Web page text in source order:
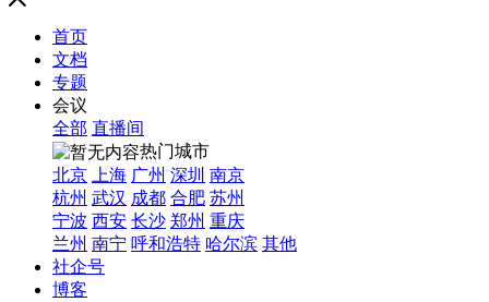
首页
文档
专题
会议
全部 直播间
热门城市
北京
上海 广州 深圳 南京
杭州 武汉 成都 合肥 苏州
宁波 西安 长沙 郑州 重庆
兰州 南宁 呼和浩特 哈尔滨 其他
社企号
博客